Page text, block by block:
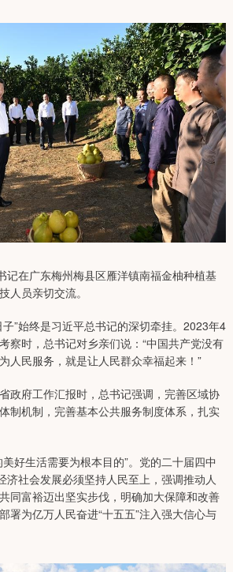
在广东梅州梅县区雁洋镇南福金柚种植基
人员亲切交流。
”始终是习近平总书记的深切牵挂。2023年4
察时，总书记对乡亲们说：“中国共产党没有
人民服务，就是让人民群众幸福起来！”
政府工作汇报时，总书记强调，完善区域协
制机制，完善基本公共服务制度体系，扎实
好生活需要为根本目的”。党的二十届四中
济社会发展必须坚持人民至上，强调推动人
同富裕迈出坚实步伐，明确加大保障和改善
署为亿万人民奋进“十五五”注入强大信心与